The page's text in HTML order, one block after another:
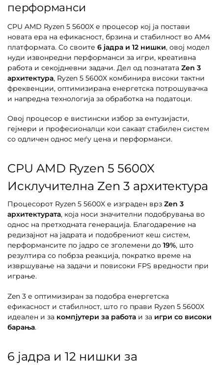
перформанси
CPU AMD Ryzen 5 5600X е процесор кој ја постави
новата ера на ефикасност, брзина и стабилност во AM4
платформата. Со своите 6 јадра и 12 нишки, овој модел
нуди извонредни перформанси за игри, креативна
работа и секојдневни задачи. Дел од познатата Zen 3
архитектура, Ryzen 5 5600X комбинира високи тактни
фреквенции, оптимизирана енергетска потрошувачка
и напредна технологија за обработка на податоци.
Овој процесор е вистински избор за ентузијасти,
гејмери и професионалци кои сакаат стабилен систем
со одличен однос меѓу цена и перформанси.
CPU AMD Ryzen 5 5600X
Исклучителна Zen 3 архитектура
Процесорот Ryzen 5 5600X е изграден врз Zen 3
архитектурата, која носи значителни подобрувања во
однос на претходната генерација. Благодарение на
редизајнот на јадрата и подобрениот кеш систем,
перформансите по јадро се зголемени до 19%, што
резултира со побрза реакција, пократко време на
извршување на задачи и повисоки FPS вредности при
играње.
Zen 3 е оптимизиран за подобра енергетска
ефикасност и стабилност, што го прави Ryzen 5 5600X
идеален и за компјутери за работа и за игри со високи
барања.
6 јадра и 12 нишки за